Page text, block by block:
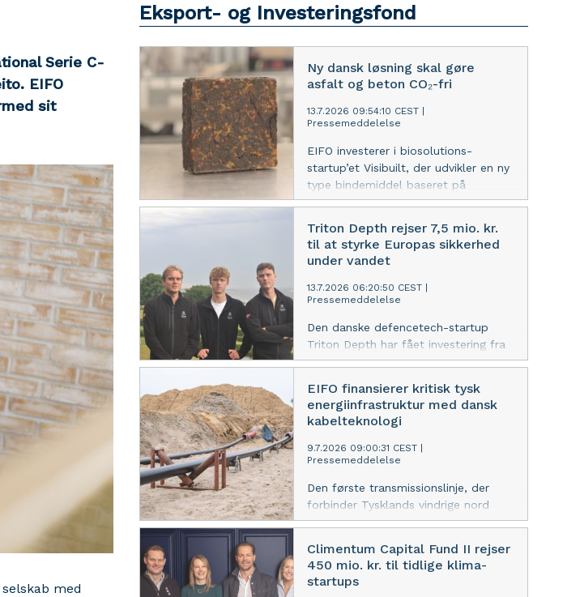
Serie C-
EIFO
sit
med
Eksport- og Investeringsfond
Ny dansk løsning skal gøre
asfalt og beton CO₂-fri
13.7.2026 09:54:10 CEST
Pressemeddelelse
EIFO investerer i biosolutions-
startup’et Visibuilt, der udvikler en ny
type bindemiddel baseret på
svampens rodnet, som kan reducere
mest CO₂-tunge materialer.
Triton Depth rejser 7,5 mio. kr.
til at styrke Europas sikkerhed
under vandet
13.7.2026 06:20:50 CEST
Pressemeddelelse
Den danske defencetech-startup
Triton Depth har fået investering fra
EIFO og The Creator Fund til at
undervandsdroner og beskytte kritisk
infrastruktur under havoverfladen.
EIFO finansierer kritisk tysk
energiinfrastruktur med dansk
kabelteknologi
9.7.2026 09:00:31 CEST
Pressemeddelelse
Den første transmissionslinje, der
forbinder Tysklands vindrige nord
med det industrielle syd, opføres
NKT. Med en garanti på 3,55 mia. kr.
bidrager EIFO til finansieringen af
projektet og cementerer elnet som
Climentum Capital Fund II rejser
450 mio. kr. til tidlige klima-
startups